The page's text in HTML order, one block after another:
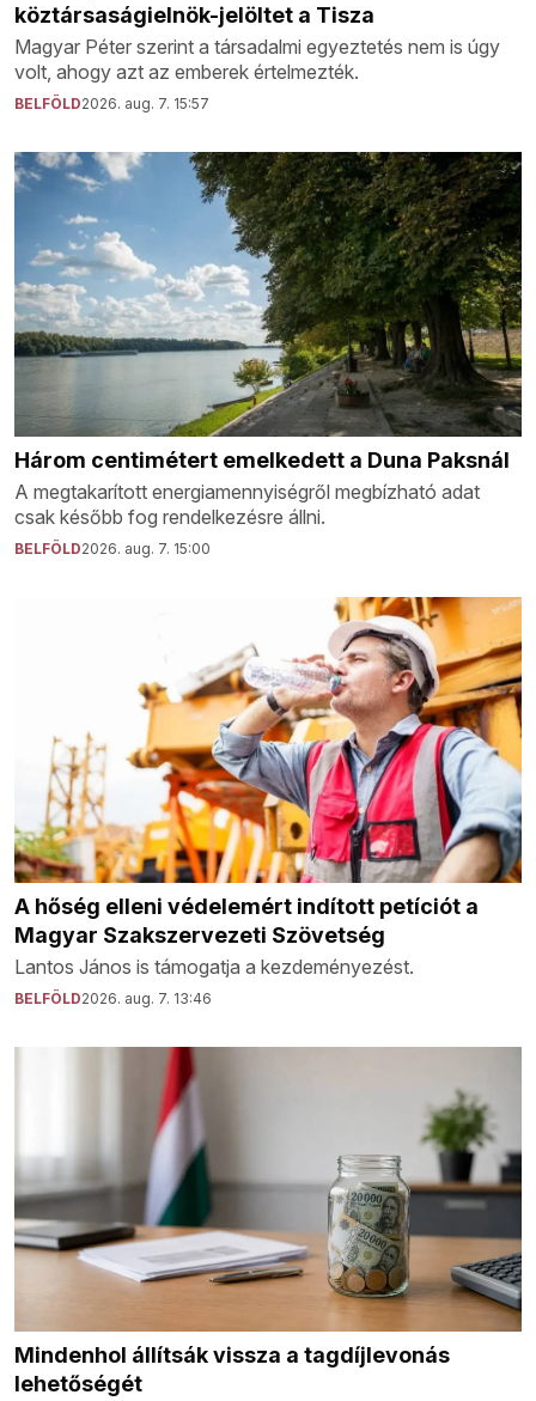
köztársaságielnök-jelöltet a Tisza
Magyar Péter szerint a társadalmi egyeztetés nem is úgy
volt, ahogy azt az emberek értelmezték.
BELFÖLD2026. aug. 7. 15:57
Három centimétert emelkedett a Duna Paksnál
A megtakarított energiamennyiségről megbízható adat
csak később fog rendelkezésre állni.
BELFÖLD2026. aug. 7. 15:00
A hőség elleni védelemért indított petíciót a
Magyar Szakszervezeti Szövetség
Lantos János is támogatja a kezdeményezést.
BELFÖLD2026. aug. 7. 13:46
Mindenhol állítsák vissza a tagdíjlevonás
lehetőségét